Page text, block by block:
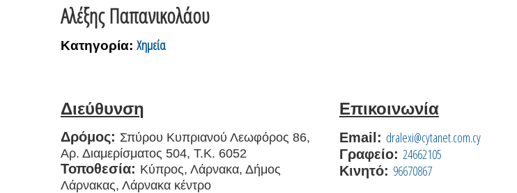
Αλέξης Παπανικολάου
Κατηγορία: Χημεία
Διεύθυνση
Δρόμος: Σπύρου Κυπριανού Λεωφόρος 86,
Αρ. Διαμερίσματος 504, Τ.Κ. 6052
Τοποθεσία: Κύπρος, Λάρνακα, Δήμος
Λάρνακας, Λάρνακα κέντρο
Επικοινωνία
Email: dralexi@cytanet.com.cy
Γραφείο: 24662105
Κινητό: 96670867